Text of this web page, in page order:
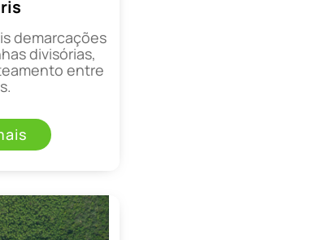
demarcações
divisórias,
entre